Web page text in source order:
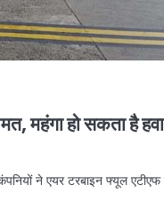
महंगा हो सकता है
ने एयर टरबाइन फ्यूल